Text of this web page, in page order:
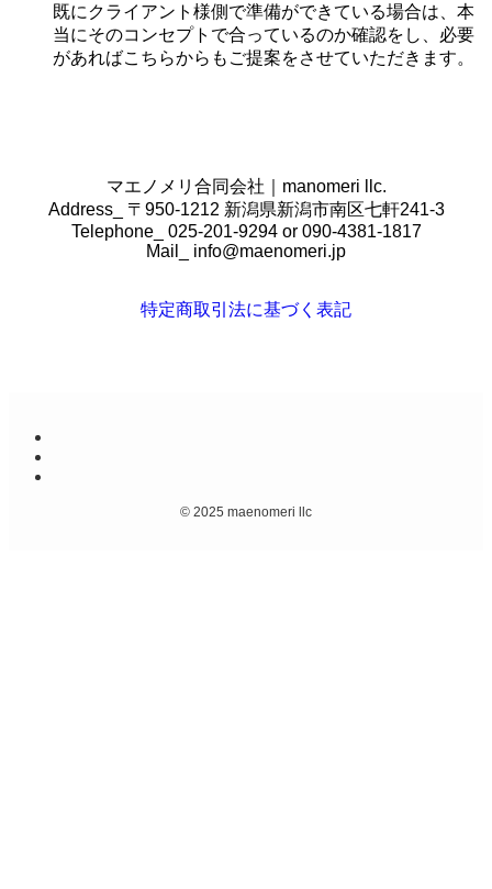
既にクライアント様側で準備ができている場合は、本
当にそのコンセプトで合っているのか確認をし、必要
があればこちらからもご提案をさせていただきます。
マエノメリ合同会社｜manomeri llc.
Address_ 〒950-1212 新潟県新潟市南区七軒241-3
Telephone_ 025-201-9294 or 090-4381-1817
Mail_ info@maenomeri.jp
特定商取引法に基づく表記
© 2025 maenomeri llc